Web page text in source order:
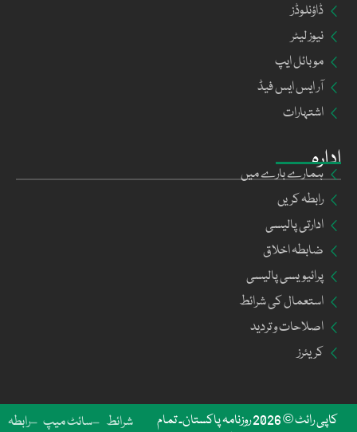
ادارہ
ہمارے بارے میں
رابطہ کریں
ادارتی پالیسی
ضابطہ اخلاق
پرائیویسی پالیسی
استعمال کی شرائط
اصلاحات و تردید
کریئرز
ڈاؤنلوڈز
نیوز لیٹر
موبائل ایپ
آر ایس ایس فیڈ
اشتہارات
رابطہ سائٹ میپ شرائط
کاپی رائٹ © 2026 روزنامہ پاکستان۔ تمام